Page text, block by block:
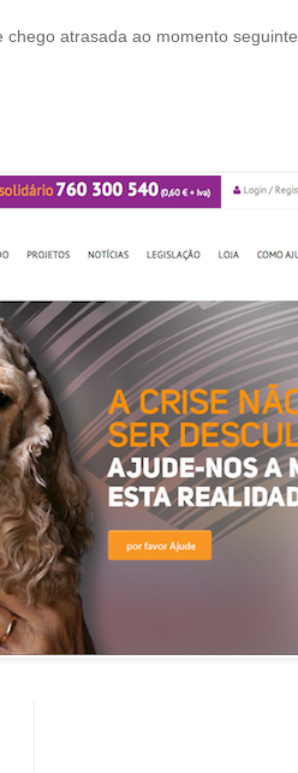
atrasada ao momento seguinte